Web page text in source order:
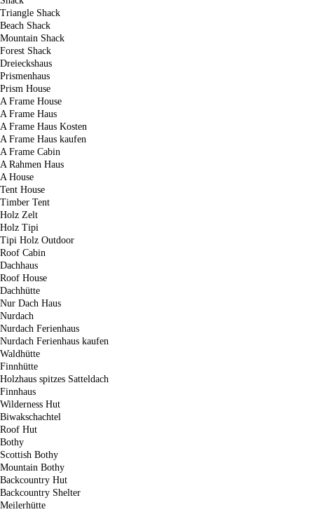
Triangle Shack
Beach Shack
Mountain Shack
Forest Shack
Dreieckshaus
Prismenhaus
Prism House
A Frame House
A Frame Haus
A Frame Haus Kosten
A Frame Haus kaufen
A Frame Cabin
A Rahmen Haus
A House
Tent House
Timber Tent
Holz Zelt
Holz Tipi
Tipi Holz Outdoor
Roof Cabin
Dachhaus
Roof House
Dachhütte
Nur Dach Haus
Nurdach
Nurdach Ferienhaus
Nurdach Ferienhaus kaufen
Waldhütte
Finnhütte
Holzhaus spitzes Satteldach
Finnhaus
Wilderness Hut
Biwakschachtel
Roof Hut
Bothy
Scottish Bothy
Mountain Bothy
Backcountry Hut
Backcountry Shelter
Meilerhütte